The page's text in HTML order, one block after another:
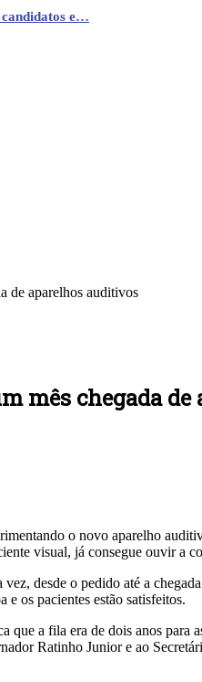
candidatos e…
de aparelhos auditivos
mês chegada
o novo aparelho
visual, já consegue ouvir a
desde o pedido até a
e os pacientes estão satisfeitos.
a fila era de dois anos
Ratinho Junior e ao